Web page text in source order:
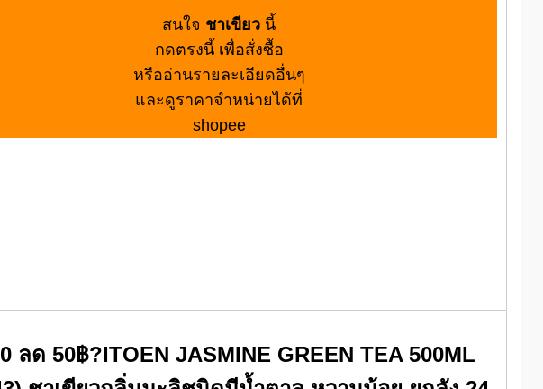
สนใจ ชาเขียว นี้
กดตรงนี้ เพื่อสั่งซื้อ
หรืออ่านรายละเอียดอื่นๆ
และดูราคาจำหน่ายได้ที่
shopee
ลด 50฿?ITOEN JASMINE GREEN TEA 500ML